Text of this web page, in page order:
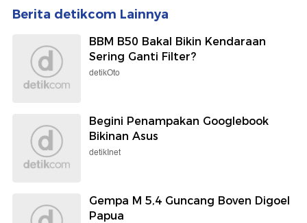
Berita detikcom Lainnya
BBM B50 Bakal Bikin Kendaraan
Sering Ganti Filter?
detikOto
Begini Penampakan Googlebook
Bikinan Asus
detikInet
Gempa M 5,4 Guncang Boven Digoel
Papua